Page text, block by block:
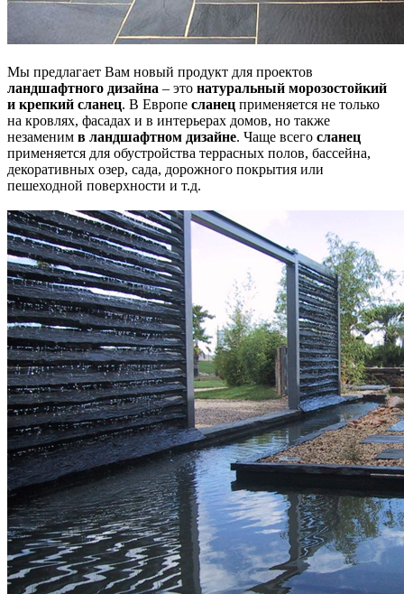
Мы предлагает Вам новый продукт для проектов
ландшафтного дизайна – это натуральный морозостойкий
и крепкий сланец. В Европе сланец применяется не только
на кровлях, фасадах и в интерьерах домов, но также
незаменим в ландшафтном дизайне. Чаще всего сланец
применяется для обустройства террасных полов, бассейна,
декоративных озер, сада, дорожного покрытия или
пешеходной поверхности и т.д.